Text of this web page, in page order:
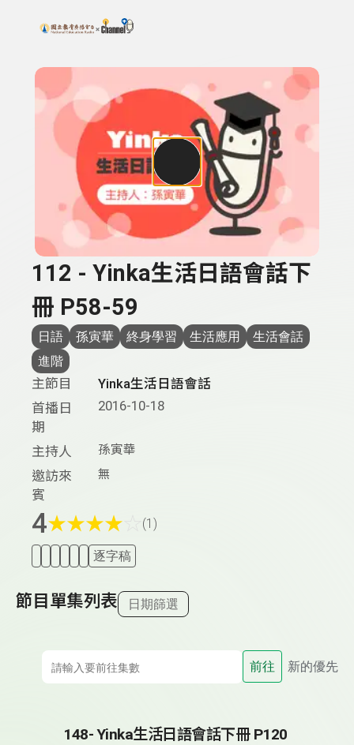
上方功能區塊
搜尋關鍵字：可輸入節目名稱、主持人或關鍵字
112 - Yinka生活日語會話下
冊 P58-59
日語 孫寅華 終身學習 生活應用
生活會話
進階
主節目
Yinka生活日語會話
首播日
期
2016-10-18
主持人 孫寅華
邀訪來
賓
無
4★★★★ (1)
逐字稿
節目單集列表 日期篩選
前往 新的優先
148- Yinka生活日語會話下冊 P120